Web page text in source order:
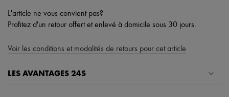
L'article ne vous convient pas?
Profitez d'un retour offert et enlevé à domicile sous 30 jours.
Voir les conditions et modalités de retours pour cet article
LES AVANTAGES 24S